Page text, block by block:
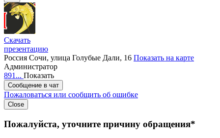
Скачать
презентацию
Россия Сочи, улица Голубые Дали, 16 Показать на карте
Администратор
891... Показать
Сообщение в чат
Пожаловаться или сообщить об ошибке
Close
Пожалуйста, уточните причину обращения*